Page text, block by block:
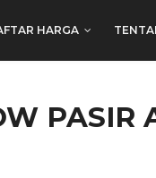
HARGA
PASIR